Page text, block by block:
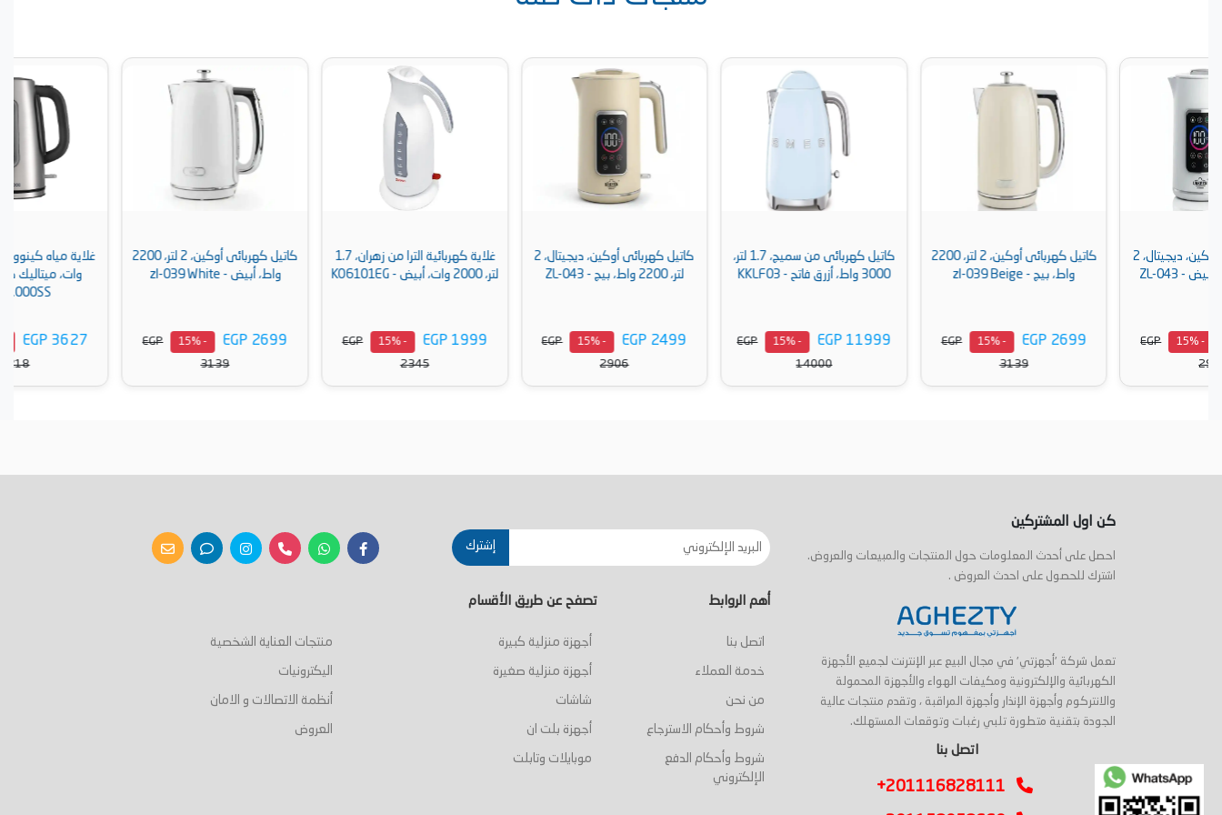
كاتيل كهربائى أوكين، 2 لتر، 2200
واط، بيج - zl-039 Beige
EGP 2699
EGP
كاتيل كهربائى من سميج، 1.7 لتر،
3000 واط، أزرق فاتح - KKLF03
EGP 11999
EGP
كاتيل كهربائى أوكين، ديجيتال، 2
لتر، 2200 واط، بيج - ZL-043
EGP 2499
EGP
غلاية كهربائية الترا من زهران، 1.7
لتر، 2000 وات، أبيض - KO6101EG
EGP 1999
EGP
كاتيل كهربائى أوكين، 2 لتر، 2200
واط، أبيض - zl-039 White
EGP 2699
EGP
غلاية مياه كينوود، 1.7 لتر, 2200
وات، ميتاليك ضمان دولى -
EGP 3627
EGP
كن اول المشتركين
احصل على أحدث المعلومات حول المنتجات والمبيعات والعروض.
اشترك للحصول على احدث العروض .
إشترك
تعمل شركة 'أجهزتي' في مجال البيع عبر الإنترنت لجميع الأجهزة
الكهربائية والإلكترونية ومكيفات الهواء والأجهزة المحمولة
والانتركوم وأجهزة الإنذار وأجهزة المراقبة ، وتقدم منتجات عالية
الجودة بتقنية متطورة تلبي رغبات وتوقعات المستهلك.
اتصل بنا
+201116828111
أهم الروابط
اتصل بنا
خدمة العملاء
من نحن
شروط وأحكام الاسترجاع
شروط وأحكام الدفع
الإلكتروني
تصفح عن طريق الأقسام
أجهزة منزلية كبيرة
أجهزة منزلية صغيرة
شاشات
أجهزة بلت ان
موبايلات وتابلت
منتجات العناية الشخصية
اليكترونيات
أنظمة الاتصالات و الامان
العروض